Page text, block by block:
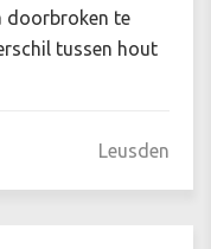
doorbroken te
tussen hout
Leusden